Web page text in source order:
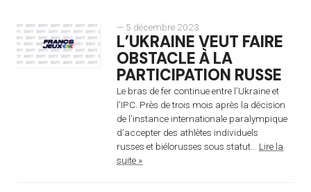
— 5 décembre 2023
L’UKRAINE VEUT FAIRE
OBSTACLE À LA
PARTICIPATION RUSSE
Le bras de fer continue entre l’Ukraine et
l’IPC. Près de trois mois après la décision
de l’instance internationale paralympique
d’accepter des athlètes individuels
russes et biélorusses sous statut... Lire la
suite »